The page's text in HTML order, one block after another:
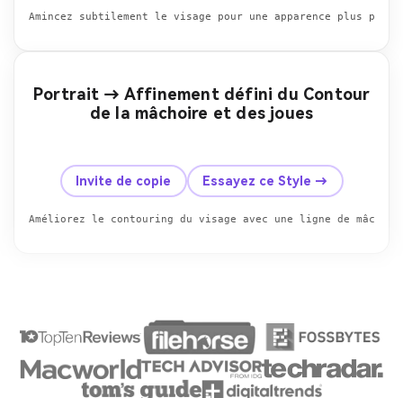
Amincez subtilement le visage pour une apparence plus
Portrait → Affinement défini du Contour
de la mâchoire et des joues
avant Après
Invite de copie Essayez ce Style →
Améliorez le contouring du visage avec une ligne de